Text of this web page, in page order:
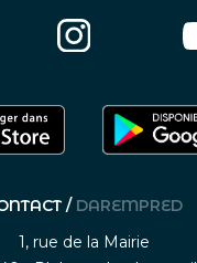
/ DAREMPRED
1, rue de la Mairie